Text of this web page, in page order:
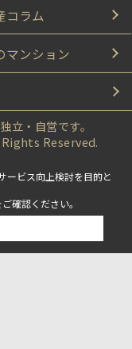
コラム
マンション
立・自営です。
Reserved.
ービス向上検討を目的と
ご確認ください。